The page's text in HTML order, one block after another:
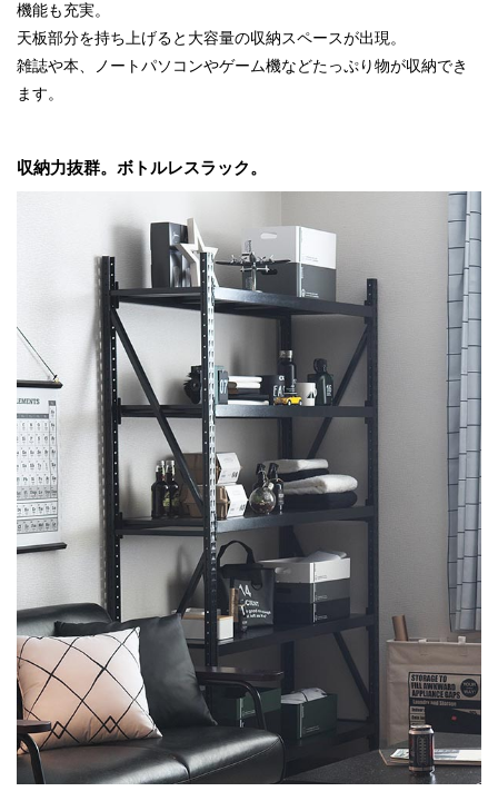
機能も充実。
天板部分を持ち上げると大容量の収納スペースが出現。
雑誌や本、ノートパソコンやゲーム機などたっぷり物が収納でき
ます。
収納力抜群。ボトルレスラック。